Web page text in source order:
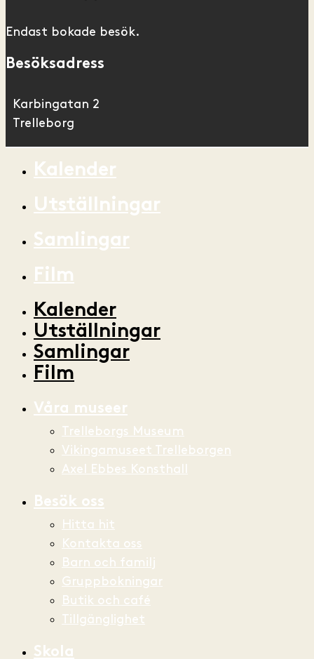
Endast bokade besök.
Besöksadress
Karbingatan 2
Trelleborg
Kalender
Utställningar
Samlingar
Film
Kalender
Utställningar
Samlingar
Film
Våra museer
Trelleborgs Museum
Vikingamuseet Trelleborgen
Axel Ebbes Konsthall
Besök oss
Hitta hit
Kontakta oss
Barn och familj
Gruppbokningar
Butik och café
Tillgänglighet
Skola